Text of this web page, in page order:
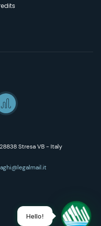
Stresa VB - Italy